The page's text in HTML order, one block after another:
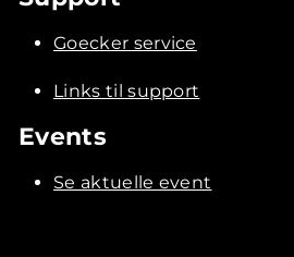
Goecker service
Links til support
Events
Se aktuelle event